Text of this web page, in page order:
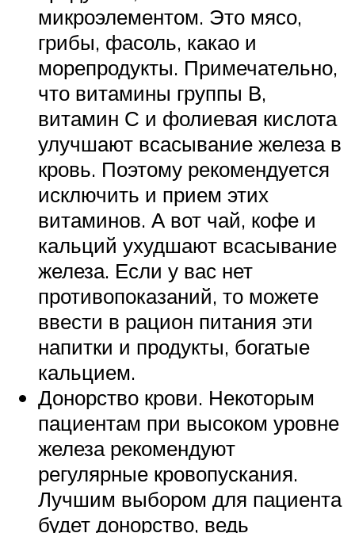
микроэлементом. Это мясо,
грибы, фасоль, какао и
морепродукты. Примечательно,
что витамины группы В,
витамин С и фолиевая кислота
улучшают всасывание железа в
кровь. Поэтому рекомендуется
исключить и прием этих
витаминов. А вот чай, кофе и
кальций ухудшают всасывание
железа. Если у вас нет
противопоказаний, то можете
ввести в рацион питания эти
напитки и продукты, богатые
кальцием.
Донорство крови. Некоторым
пациентам при высоком уровне
железа рекомендуют
регулярные кровопускания.
Лучшим выбором для пациента
будет донорство, ведь